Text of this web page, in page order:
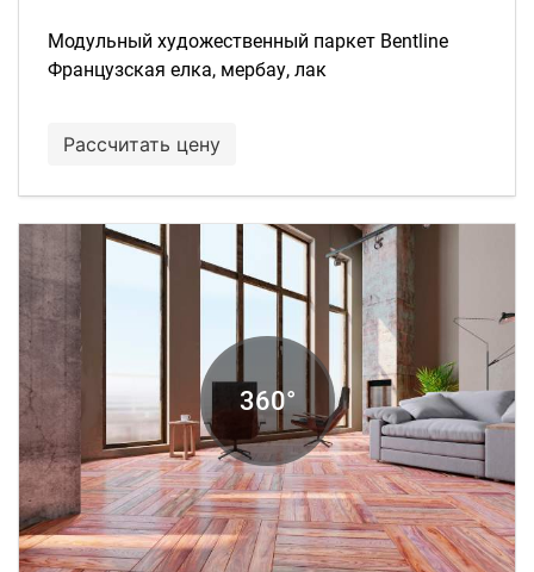
Модульный художественный паркет Bentline
Французская елка, мербау, лак
Рассчитать цену